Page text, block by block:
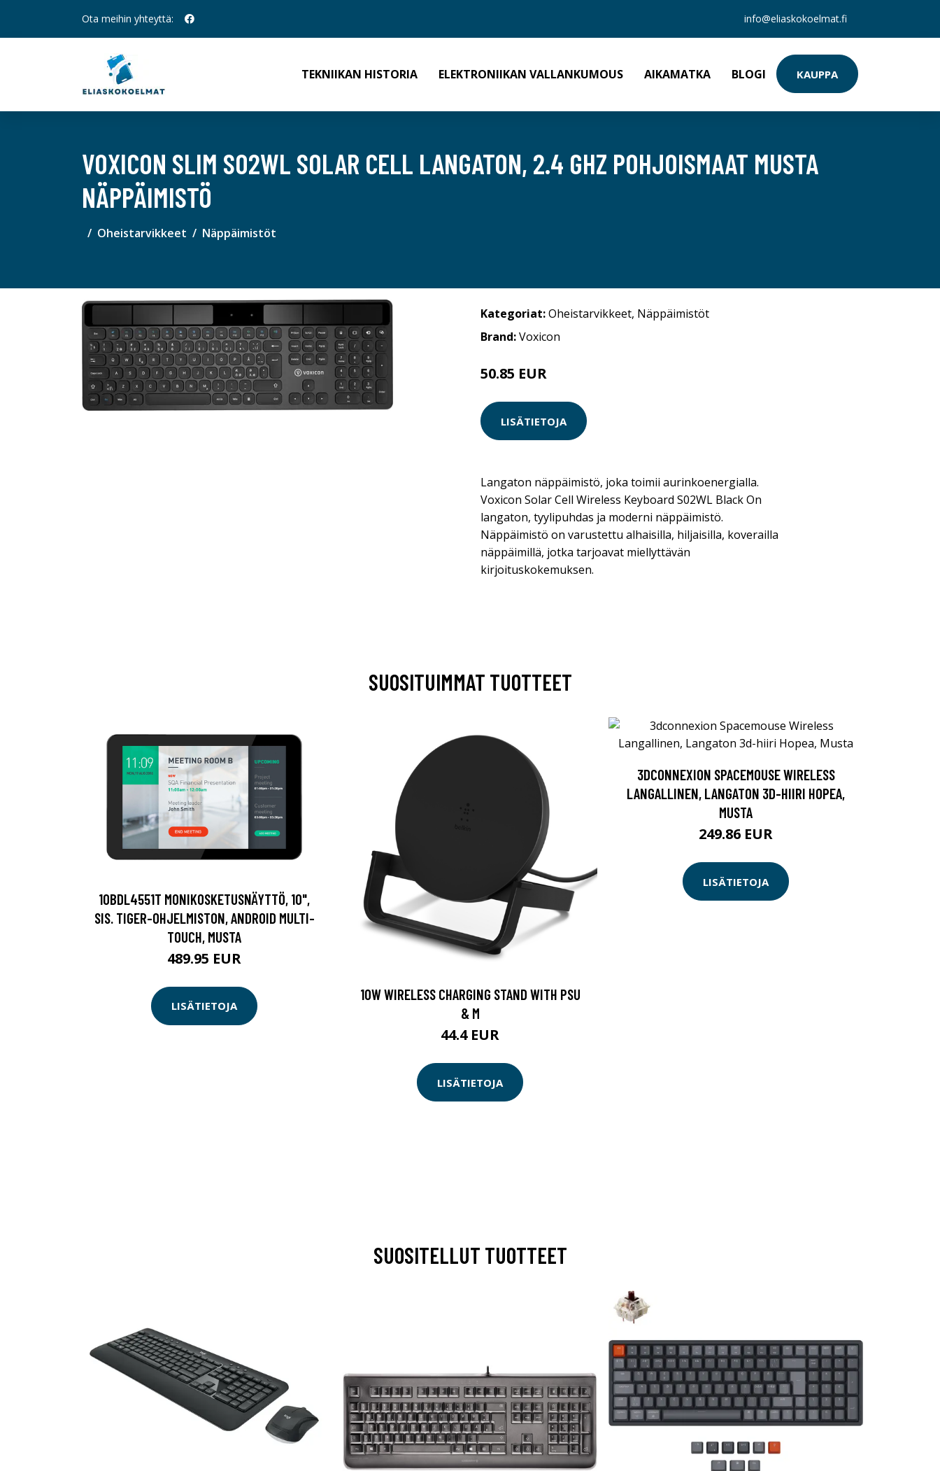
Ota meihin yhteyttä: info@eliaskokoelmat.fi
TEKNIIKAN HISTORIA ELEKTRONIIKAN VALLANKUMOUS AIKAMATKA BLOGI KAUPPA
VOXICON SLIM SO2WL SOLAR CELL LANGATON, 2.4 GHZ POHJOISMAAT MUSTA
NÄPPÄIMISTÖ
Oheistarvikkeet Näppäimistöt
Kategoriat:Oheistarvikkeet, Näppäimistöt
Brand:Voxicon
50.85 EUR
LISÄTIETOJA
Langaton näppäimistö, joka toimii aurinkoenergialla.
Voxicon Solar Cell Wireless Keyboard S02WL Black On
langaton, tyylipuhdas ja moderni näppäimistö.
Näppäimistö on varustettu alhaisilla, hiljaisilla, koverailla
näppäimillä, jotka tarjoavat miellyttävän
kirjoituskokemuksen.
SUOSITUIMMAT TUOTTEET
10BDL4551T MONIKOSKETUSNÄYTTÖ, 10",
SIS. TIGER-OHJELMISTON, ANDROID MULTI-
TOUCH, MUSTA
489.95 EUR
LISÄTIETOJA
10W WIRELESS CHARGING STAND WITH PSU
& M
44.4 EUR
LISÄTIETOJA
3DCONNEXION SPACEMOUSE WIRELESS
LANGALLINEN, LANGATON 3D-HIIRI HOPEA,
MUSTA
249.86 EUR
LISÄTIETOJA
SUOSITELLUT TUOTTEET